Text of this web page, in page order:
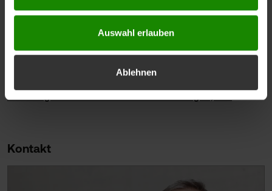
Auswahl erlauben
Ablehnen
Forschungszentrum, das heute die Zusatzbezeichnung Human-
Kontakt aufzunehmen.
Kontakt